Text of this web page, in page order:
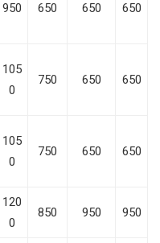
950 650 650 650
105
0
750 650 650
105
0
750 650 650
120
0
850 950 950